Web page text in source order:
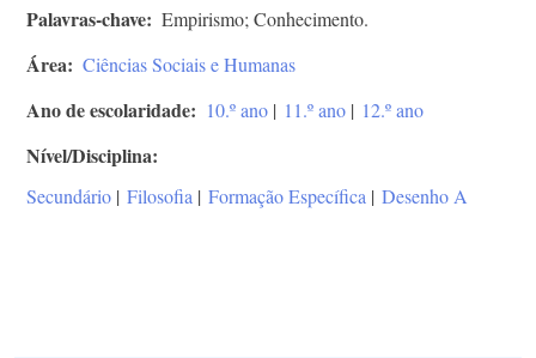
Palavras-chave Empirismo; Conhecimento.
Área Ciências Sociais e Humanas
Ano de escolaridade 10.º ano | 11.º ano | 12.º ano
Nível/Disciplina
Secundário | Filosofia | Formação Específica | Desenho A